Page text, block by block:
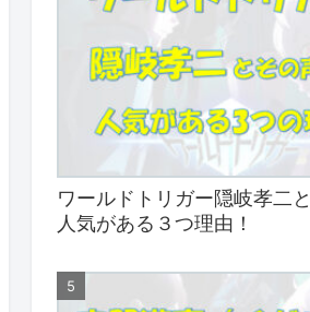
ワールドトリガー隠岐孝二
人気がある３つ理由！